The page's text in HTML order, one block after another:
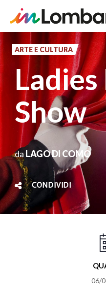
contenuto
principale
ARTE E CULTURA
Show
da LAGO DI COMO
CONDIVIDI
06/